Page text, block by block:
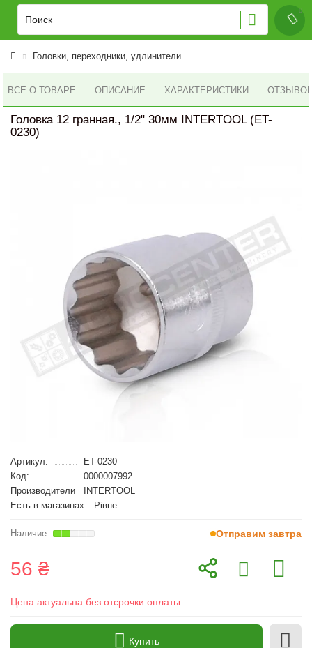
Головки, переходники, удлинители
ВСЕ О ТОВАРЕ ОПИСАНИЕ ХАРАКТЕРИСТИКИ ОТЗЫВОВ
Головка 12 гранная., 1/2" 30мм INTERTOOL (ET-
0230)
Артикул:
ET-0230
Код:
0000007992
Производители
INTERTOOL
Есть в магазинах:
Рівне
Отправим завтра
56 ₴
Цена актуальна без отсрочки оплаты
Купить